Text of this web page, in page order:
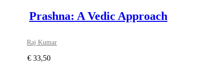
Prashna: A Vedic Approach
Raj Kumar
€ 33,50